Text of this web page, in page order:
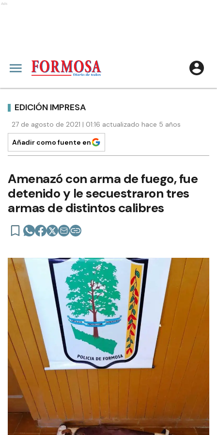
Ads
EDICIÓN IMPRESA
27 de agosto de 2021 | 01:16 actualizado hace 5 años
Añadir como fuente en
Amenazó con arma de fuego, fue
detenido y le secuestraron tres
armas de distintos calibres